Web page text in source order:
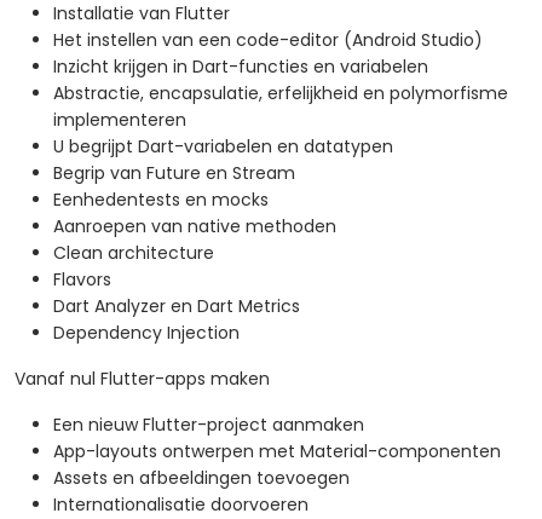
Installatie van Flutter
Het instellen van een code-editor (Android Studio)
Inzicht krijgen in Dart-functies en variabelen
Abstractie, encapsulatie, erfelijkheid en polymorfisme
implementeren
U begrijpt Dart-variabelen en datatypen
Begrip van Future en Stream
Eenhedentests en mocks
Aanroepen van native methoden
Clean architecture
Flavors
Dart Analyzer en Dart Metrics
Dependency Injection
Vanaf nul Flutter-apps maken
Een nieuw Flutter-project aanmaken
App-layouts ontwerpen met Material-componenten
Assets en afbeeldingen toevoegen
Internationalisatie doorvoeren